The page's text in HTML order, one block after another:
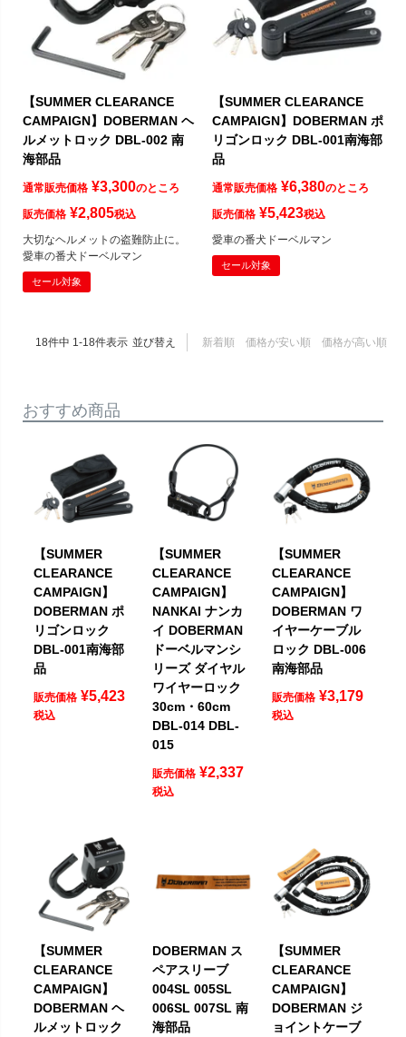
【SUMMER CLEARANCE
CAMPAIGN】DOBERMAN ヘ
ルメットロック DBL-002 南
海部品
通常販売価格 ¥3,300のところ
販売価格 ¥2,805税込
大切なヘルメットの盗難防止に。
愛車の番犬ドーベルマン
セール対象
【SUMMER CLEARANCE
CAMPAIGN】DOBERMAN ポ
リゴンロック DBL-001南海部
品
通常販売価格 ¥6,380のところ
販売価格 ¥5,423税込
愛車の番犬ドーベルマン
セール対象
並び替え 新着順 価格が安い順 価格が高い順
18件中 1-18件表示
おすすめ商品
【SUMMER
CLEARANCE
CAMPAIGN】
DOBERMAN ポ
リゴンロック
DBL-001南海部
品
販売価格 ¥5,423
税込
【SUMMER
CLEARANCE
CAMPAIGN】
NANKAI ナンカ
イ DOBERMAN
ドーベルマンシ
リーズ ダイヤル
ワイヤーロック
30cm・60cm
DBL-014 DBL-
015
販売価格 ¥2,337
税込
【SUMMER
CLEARANCE
CAMPAIGN】
DOBERMAN ワ
イヤーケーブル
ロック DBL-006
南海部品
販売価格 ¥3,179
税込
【SUMMER
CLEARANCE
CAMPAIGN】
DOBERMAN ヘ
ルメットロック
DOBERMAN ス
ペアスリーブ
004SL 005SL
006SL 007SL 南
海部品
【SUMMER
CLEARANCE
CAMPAIGN】
DOBERMAN ジ
ョイントケーブ